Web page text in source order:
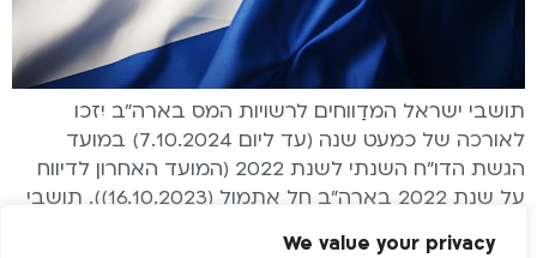
We value your privacy
תושבי ישראל המדַווחים לרשויות המס בארה"ב יִזכו
לאורכה של כמעט שנה (עד ליום 7.10.2024) במועד
הגשת הדו"ח השנתי לשנת 2022 (המועד האחרון לדיווח
על שנת 2022 בארה"ב חל אתמול (16.10.2023)). תושבי